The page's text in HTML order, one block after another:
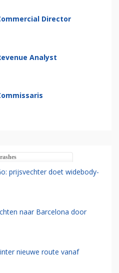
Director
Analyst
prijsvechter doet widebody-
naar Barcelona door
nieuwe route vanaf